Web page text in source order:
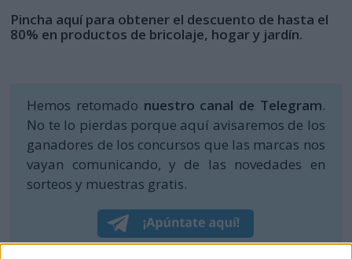
Pincha aquí para obtener el descuento de hasta el
80% en productos de bricolaje, hogar y jardín.
Hemos retomado nuestro canal de Telegram.
No te lo pierdas porque aquí avisaremos de los
ganadores de los concursos que las marcas nos
vayan comunicando, y de las novedades en
sorteos y muestras gratis.